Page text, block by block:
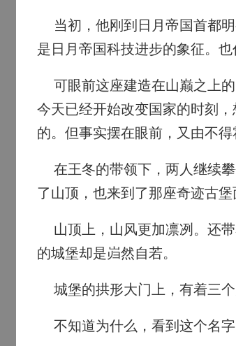
当初，他刚到日月帝国首都明
是日月帝国科技进步的象征。
可眼前这座建造在山巅之上的
今天已经开始改变国家的时刻
的。但事实摆在眼前，又由不得
在王冬的带领下，两人继续攀
了山顶，也来到了那座奇迹古堡
山顶上，山风更加凛冽。还带
的城堡却是岿然自若。
城堡的拱形大门上，有着三个
不知道为什么，看到这个名字